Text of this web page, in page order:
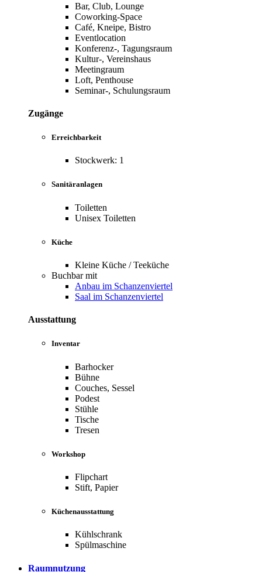
Bar, Club, Lounge
Coworking-Space
Café, Kneipe, Bistro
Eventlocation
Konferenz-, Tagungsraum
Kultur-, Vereinshaus
Meetingraum
Loft, Penthouse
Seminar-, Schulungsraum
Zugänge
Erreichbarkeit
Stockwerk: 1
Sanitäranlagen
Toiletten
Unisex Toiletten
Küche
Kleine Küche / Teeküche
Buchbar mit
Anbau im Schanzenviertel
Saal im Schanzenviertel
Ausstattung
Inventar
Barhocker
Bühne
Couches, Sessel
Podest
Stühle
Tische
Tresen
Workshop
Flipchart
Stift, Papier
Küchenausstattung
Kühlschrank
Spülmaschine
Raumnutzung